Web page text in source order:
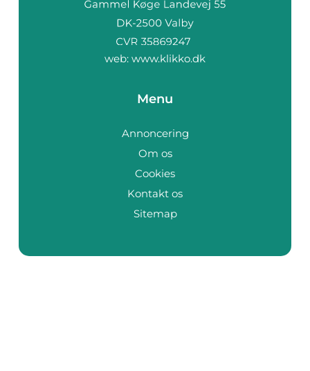
web: www.klikko.dk
Menu
Annoncering
Om os
Cookies
Kontakt os
Sitemap